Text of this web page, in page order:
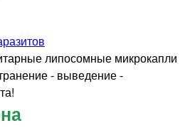
липосомные микрокапли
- выведение -